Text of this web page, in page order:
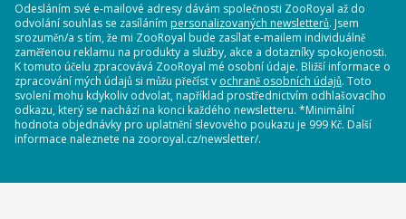
Odesláním své e-mailové adresy dávám společnosti ZooRoyal až do
odvolání souhlas se zasíláním personalizovaných newsletterů. Jsem
srozuměn/a s tím, že mi ZooRoyal bude zasílat e-mailem individuálně
zaměřenou reklamu na produkty a služby, akce a dotazníky spokojenosti.
K tomuto účelu zpracovává ZooRoyal mé osobní údaje. Bližší informace o
zpracování mých údajů si můžu přečíst v ochraně osobních údajů. Toto
svolení mohu kdykoliv odvolat, například prostřednictvím odhlašovacího
odkazu, který se nachází na konci každého newsletteru. *Minimální
hodnota objednávky pro uplatnění slevového poukazu je 999 Kč. Další
informace naleznete na zooroyal.cz/newsletter/.